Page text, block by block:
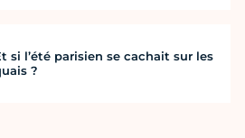
si l’été parisien se cachait sur les
?